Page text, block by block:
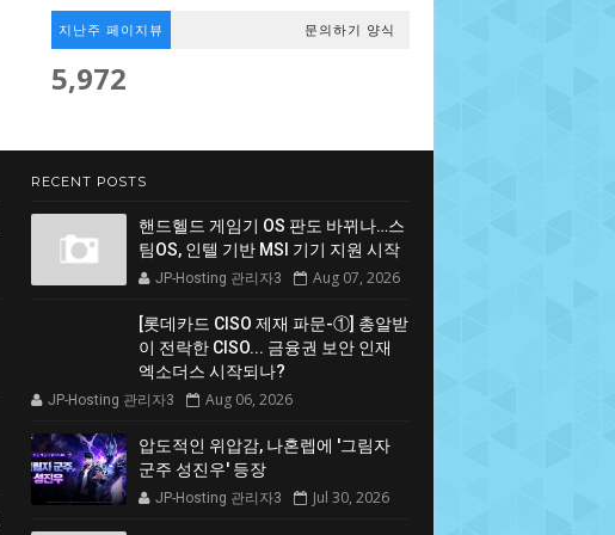
지난주 페이지뷰 문의하기 양식
5,972
RECENT POSTS
핸드헬드 게임기 OS 판도 바뀌나…스
팀OS, 인텔 기반 MSI 기기 지원 시작
JP-Hosting 관리자3 Aug 07, 2026
[롯데카드 CISO 제재 파문-①] 총알받
이 전락한 CISO... 금융권 보안 인재
엑소더스 시작되나?
JP-Hosting 관리자3 Aug 06, 2026
압도적인 위압감, 나혼렙에 '그림자
군주 성진우' 등장
JP-Hosting 관리자3 Jul 30, 2026